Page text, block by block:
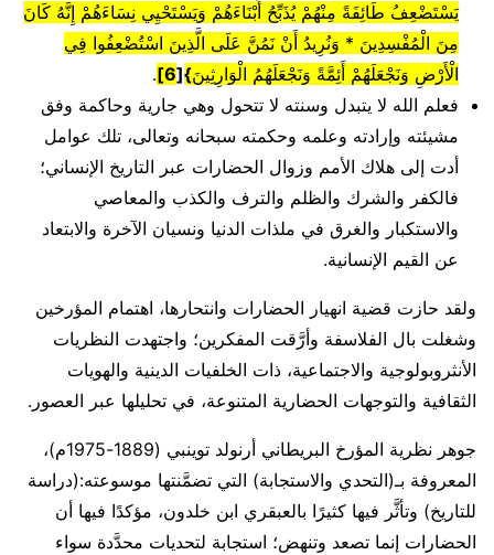
يَسْتَضْعِفُ طَائِفَةً مِنْهُمْ يُذَبِّحُ أَبْنَاءَهُمْ وَيَسْتَحْيِي نِسَاءَهُمْ إِنَّهُ كَانَ
مِنَ الْمُفْسِدِينَ * وَنُرِيدُ أَنْ نَمُنَّ عَلَى الَّذِينَ اسْتُضْعِفُوا فِي
الْأَرْضِ وَنَجْعَلَهُمْ أَئِمَّةً وَنَجْعَلَهُمُ الْوَارِثِينَ}
[
6
]
.
فعلم الله لا يتبدل وسنته لا تتحول وهي جارية وحاكمة وفق
مشيئته وإرادته وعلمه وحكمته سبحانه وتعالى، تلك عوامل
أدت إلى هلاك الأمم وزوال الحضارات عبر التاريخ الإنساني؛
فالكفر والشرك والظلم والترف والكذب والمعاصي
والاستكبار والغرق في ملذات الدنيا ونسيان الآخرة والابتعاد
عن القيم الإنسانية.
ولقد حازت قضية انهيار الحضارات وانتحارها، اهتمام المؤرخين
وشغلت بال الفلاسفة وأرَّقت المفكرين؛ واجتهدت النظريات
الأنثروبولوجية والاجتماعية، ذات الخلفيات الدينية والهويات
الثقافية والتوجهات الحضارية المتنوعة، في تحليلها عبر العصور.
جوهر نظرية المؤرخ البريطاني أرنولد توينبي (1889-1975م)،
المعروفة بـ(التحدي والاستجابة) التي تضمَّنتها موسوعته:(دراسة
للتاريخ) وتأثَّر فيها كثيرًا بالعبقري ابن خلدون، مؤكدًا فيها أن
الحضارات إنما تصعد وتنهض؛ استجابة لتحديات محدَّدة سواء